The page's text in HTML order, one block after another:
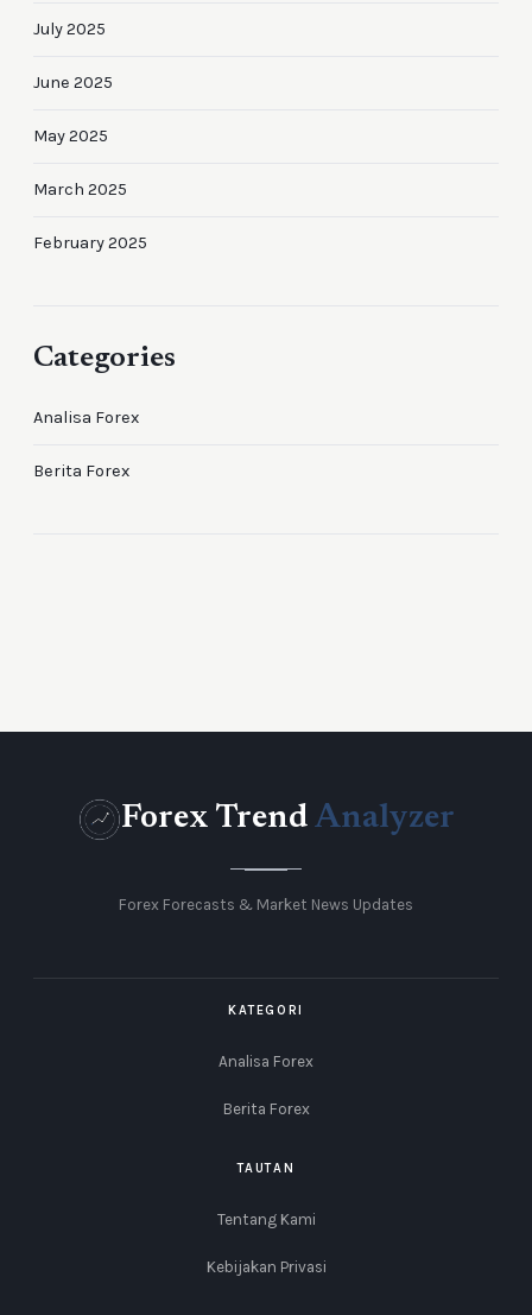
July 2025
June 2025
May 2025
March 2025
February 2025
Categories
Analisa Forex
Berita Forex
Forex Trend Analyzer
Forex Forecasts & Market News Updates
KATEGORI
Analisa Forex
Berita Forex
TAUTAN
Tentang Kami
Kebijakan Privasi